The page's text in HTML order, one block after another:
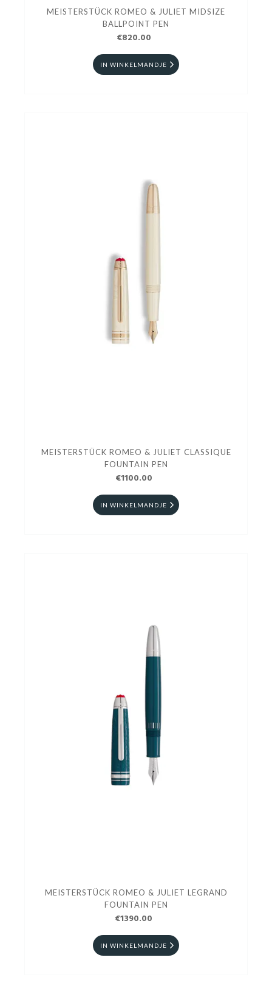
MEISTERSTÜCK ROMEO & JULIET MIDSIZE
BALLPOINT PEN
€820.00
IN WINKELMANDJE
MEISTERSTÜCK ROMEO & JULIET CLASSIQUE
FOUNTAIN PEN
€1100.00
IN WINKELMANDJE
MEISTERSTÜCK ROMEO & JULIET LEGRAND
FOUNTAIN PEN
€1390.00
IN WINKELMANDJE